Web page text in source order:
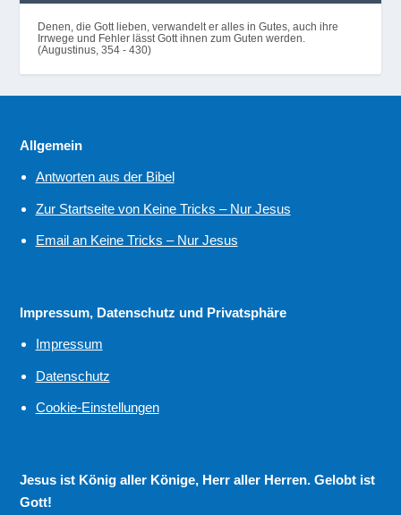
Denen, die Gott lieben, verwandelt er alles in Gutes, auch ihre
Irrwege und Fehler lässt Gott ihnen zum Guten werden.
(Augustinus, 354 - 430)
Allgemein
Antworten aus der Bibel
Zur Startseite von Keine Tricks – Nur Jesus
Email an Keine Tricks – Nur Jesus
Impressum, Datenschutz und Privatsphäre
Impressum
Datenschutz
Cookie-Einstellungen
Jesus ist König aller Könige, Herr aller Herren. Gelobt ist
Gott!